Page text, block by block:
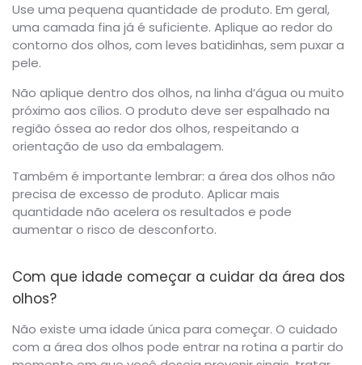
Use uma pequena quantidade de produto. Em geral,
uma camada fina já é suficiente. Aplique ao redor do
contorno dos olhos, com leves batidinhas, sem puxar a
pele.
Não aplique dentro dos olhos, na linha d’água ou muito
próximo aos cílios. O produto deve ser espalhado na
região óssea ao redor dos olhos, respeitando a
orientação de uso da embalagem.
Também é importante lembrar: a área dos olhos não
precisa de excesso de produto. Aplicar mais
quantidade não acelera os resultados e pode
aumentar o risco de desconforto.
Com que idade começar a cuidar da área dos
olhos?
Não existe uma idade única para começar. O cuidado
com a área dos olhos pode entrar na rotina a partir do